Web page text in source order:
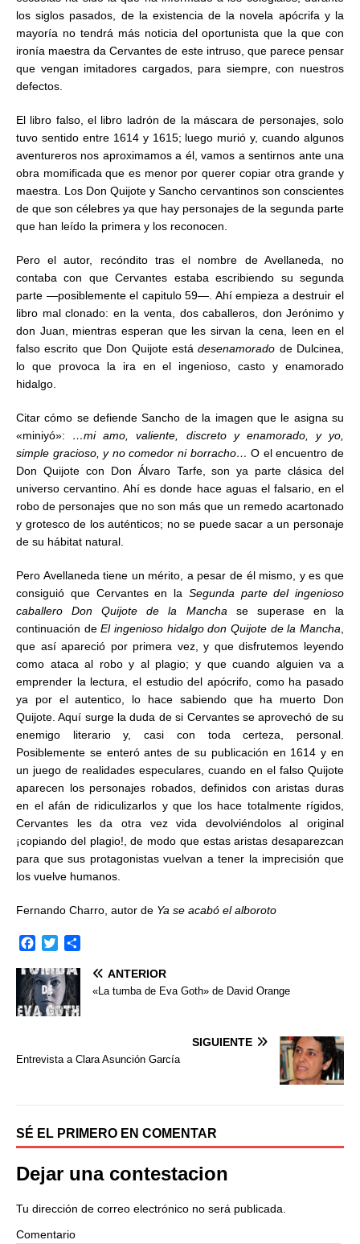
los siglos pasados, de la existencia de la novela apócrifa y la
mayoría no tendrá más noticia del oportunista que la que con
ironía maestra da Cervantes de este intruso, que parece pensar
que vengan imitadores cargados, para siempre, con nuestros
defectos.
El libro falso, el libro ladrón de la máscara de personajes, solo
tuvo sentido entre 1614 y 1615; luego murió y, cuando algunos
aventureros nos aproximamos a él, vamos a sentirnos ante una
obra momificada que es menor por querer copiar otra grande y
maestra. Los Don Quijote y Sancho cervantinos son conscientes
de que son célebres ya que hay personajes de la segunda parte
que han leído la primera y los reconocen.
Pero el autor, recóndito tras el nombre de Avellaneda, no
contaba con que Cervantes estaba escribiendo su segunda
parte —posiblemente el capitulo 59—. Ahí empieza a destruir el
libro mal clonado: en la venta, dos caballeros, don Jerónimo y
don Juan, mientras esperan que les sirvan la cena, leen en el
falso escrito que Don Quijote estádesenamorado de Dulcinea,
lo que provoca la ira en el ingenioso, casto y enamorado
hidalgo.
Citar cómo se defiende Sancho de la imagen que le asigna su
«miniyó»: …mi amo, valiente, discreto y enamorado, y yo,
simple gracioso, y no comedor ni borracho… O el encuentro de
Don Quijote con Don Álvaro Tarfe, son ya parte clásica del
universo cervantino. Ahí es donde hace aguas el falsario, en el
robo de personajes que no son más que un remedo acartonado
y grotesco de los auténticos; no se puede sacar a un personaje
de su hábitat natural.
Pero Avellaneda tiene un mérito, a pesar de él mismo, y es que
consiguió que Cervantes en la Segunda parte del ingenioso
caballero Don Quijote de la Mancha se superase en la
continuación deEl ingenioso hidalgo don Quijote de la Mancha
que así apareció por primera vez, y que disfrutemos leyendo
como ataca al robo y al plagio; y que cuando alguien va a
emprender la lectura, el estudio del apócrifo, como ha pasado
ya por el autentico, lo hace sabiendo que ha muerto Don
Quijote. Aquí surge la duda de si Cervantes se aprovechó de su
enemigo literario y, casi con toda certeza, personal.
Posiblemente se enteró antes de su publicación en 1614 y en
un juego de realidades especulares, cuando en el falso Quijote
aparecen los personajes robados, definidos con aristas duras
en el afán de ridiculizarlos y que los hace totalmente rígidos,
Cervantes les da otra vez vida devolviéndolos al original
¡copiando del plagio!, de modo que estas aristas desaparezcan
para que sus protagonistas vuelvan a tener la imprecisión que
los vuelve humanos.
Fernando Charro, autor de Ya se acabó el alboroto
c
e
b
k
i
t
t
i
ANTERIOR
«La tumba de Eva Goth» de David Orange
SIGUIENTE
Entrevista a Clara Asunción García
SÉ EL PRIMERO EN COMENTAR
Dejar una contestacion
Tu dirección de correo electrónico no será publicada.
Comentario